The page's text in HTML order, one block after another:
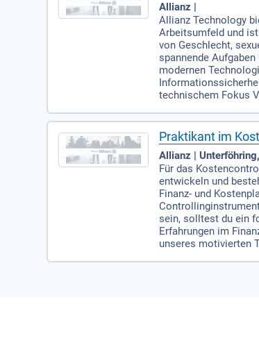
Allianz |
Allianz Technology
Arbeitsumfeld und
von Geschlecht,
spannende
modernen
technischem Fokus
Praktikant im
Allianz |
Für das
entwickeln und
Finanz- und
sein, solltest du ein
Erfahrungen im
unseres motivierten